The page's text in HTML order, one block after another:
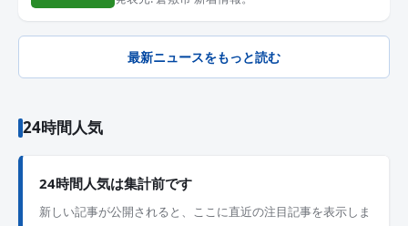
最新ニュースをもっと読む
24時間人気
24時間人気は集計前です
新しい記事が公開されると、ここに直近の注目記事を表示しま